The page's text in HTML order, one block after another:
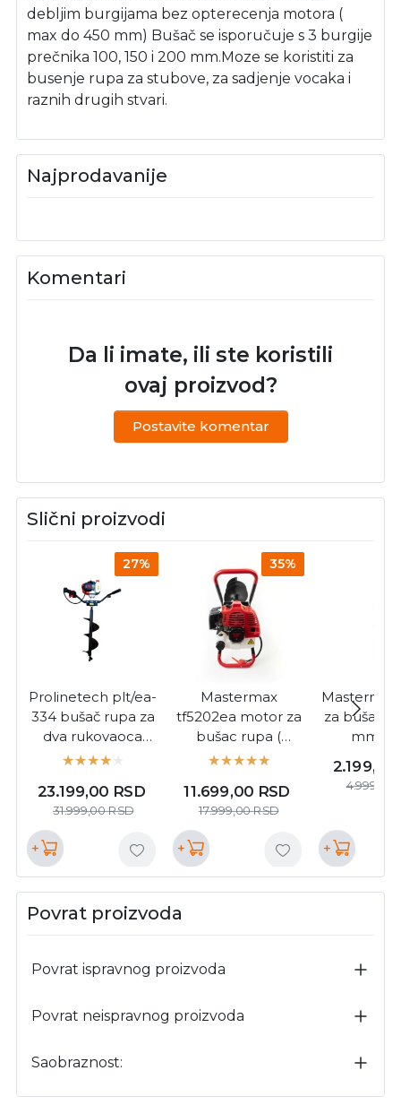
debljim burgijama bez opterecenja motora (
max do 450 mm) Bušač se isporučuje s 3 burgije
prečnika 100, 150 i 200 mm.Moze se koristiti za
busenje rupa za stubove, za sadjenje vocaka i
raznih drugih stvari.
Najprodavanije
Komentari
Da li imate, ili ste koristili
ovaj proizvod?
Postavite komentar
Slični proizvodi
27%
Prolinetech plt/ea-
334 bušač rupa za
dva rukovaoca
germany style (
23.199,00 RSD
31.999,00RSD
+
35%
Mastermax
tf5202ea motor za
bušac rupa (
TF5202EA )
11.699,00 RSD
17.999,00RSD
+
za bušač
mm (
2.199,00
4.999,00
+
Povrat proizvoda
Povrat ispravnog proizvoda
Povrat neispravnog proizvoda
Saobraznost: